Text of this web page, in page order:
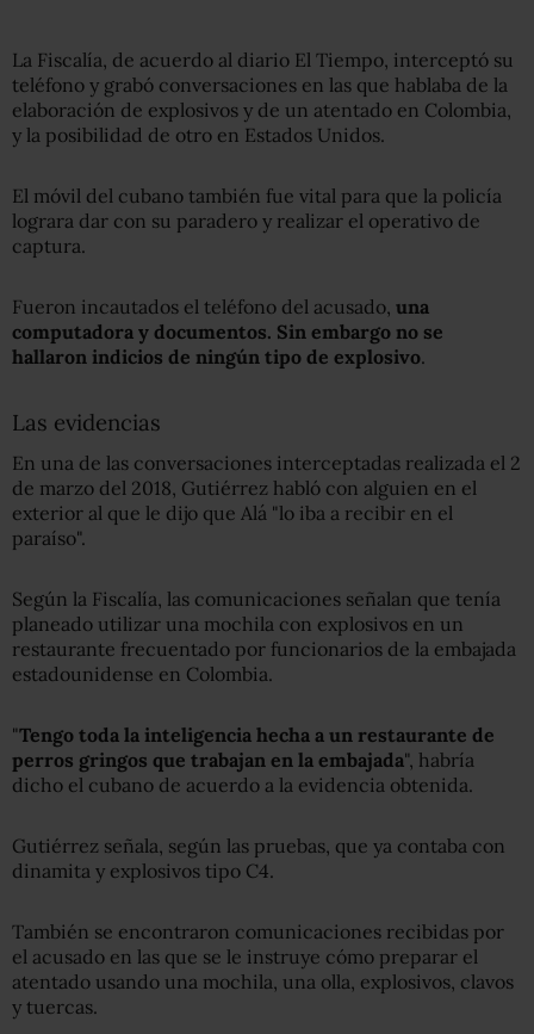
La Fiscalía, de acuerdo al diario El Tiempo, interceptó su
teléfono y grabó conversaciones en las que hablaba de la
elaboración de explosivos y de un atentado en Colombia,
y la posibilidad de otro en Estados Unidos.
El móvil del cubano también fue vital para que la policía
lograra dar con su paradero y realizar el operativo de
captura.
Fueron incautados el teléfono del acusado, una
computadora y documentos. Sin embargo no se
hallaron indicios de ningún tipo de explosivo.
Las evidencias
En una de las conversaciones interceptadas realizada el 2
de marzo del 2018, Gutiérrez habló con alguien en el
exterior al que le dijo que Alá "lo iba a recibir en el
paraíso".
Según la Fiscalía, las comunicaciones señalan que tenía
planeado utilizar una mochila con explosivos en un
restaurante frecuentado por funcionarios de la embajada
estadounidense en Colombia.
"Tengo toda la inteligencia hecha a un restaurante de
perros gringos que trabajan en la embajada", habría
dicho el cubano de acuerdo a la evidencia obtenida.
Gutiérrez señala, según las pruebas, que ya contaba con
dinamita y explosivos tipo C4.
También se encontraron comunicaciones recibidas por
el acusado en las que se le instruye cómo preparar el
atentado usando una mochila, una olla, explosivos, clavos
y tuercas.